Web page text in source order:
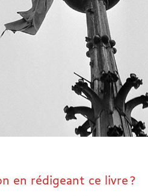
en rédigeant ce livre ?